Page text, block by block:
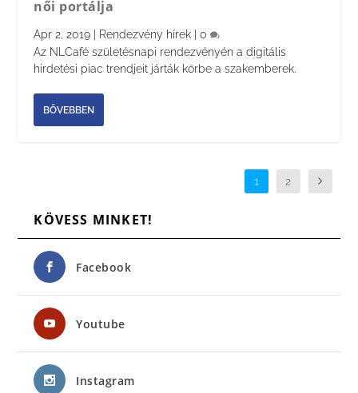
női portálja
Apr 2, 2019 Rendezvény hírek |0
Az NLCafé születésnapi rendezvényén a digitális
hirdetési piac trendjeit járták körbe a szakemberek.
BŐVEBBEN
1 2
KÖVESS MINKET!
Facebook
Youtube
Instagram